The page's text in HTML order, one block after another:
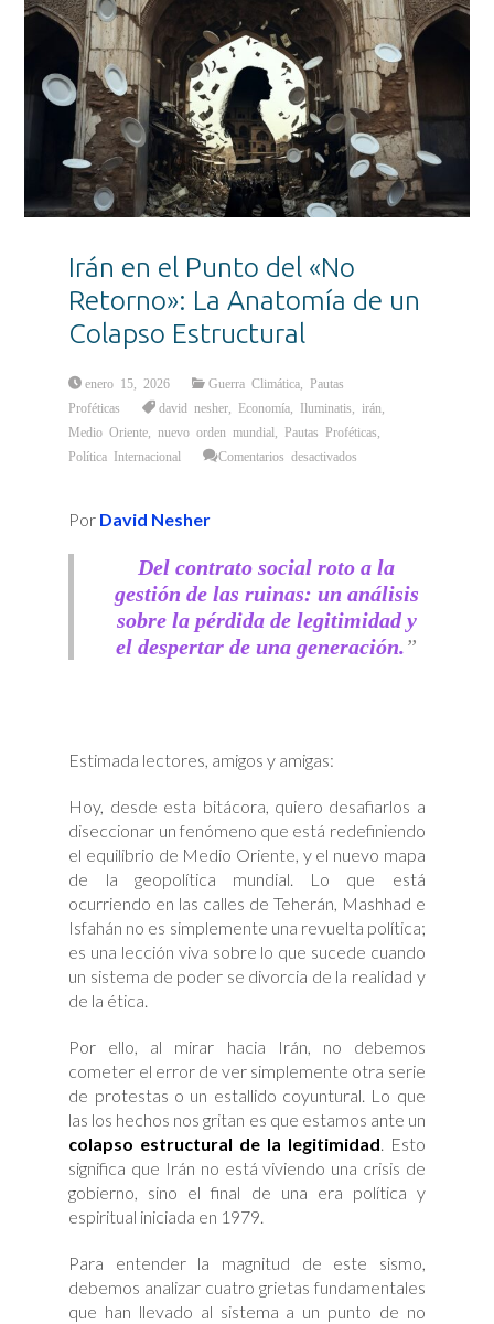
Irán en el Punto del «No
Retorno»: La Anatomía de un
Colapso Estructural
enero 15, 2026 Guerra Climática
Pautas
Proféticas
david nesher Economía Iluminatis irán
Medio Oriente ,nuevo orden mundial Pautas Proféticas
Política Internacional
Comentarios desactivados
Anatomía
un
Estructural
Por David Nesher
Del contrato social roto a la
gestión de las ruinas: un análisis
sobre la pérdida de legitimidad y
el despertar de una generación.
Estimada lectores, amigos y amigas:
Hoy, desde esta bitácora, quiero desafiarlos a
diseccionar un fenómeno que está redefiniendo
el equilibrio de Medio Oriente, y el nuevo mapa
de la geopolítica mundial. Lo que está
ocurriendo en las calles de Teherán, Mashhad e
Isfahán no es simplemente una revuelta política;
es una lección viva sobre lo que sucede cuando
un sistema de poder se divorcia de la realidad y
de la ética.
Por ello, al mirar hacia Irán, no debemos
cometer el error de ver simplemente otra serie
de protestas o un estallido coyuntural. Lo que
las los hechos nos gritan es que estamos ante un
colapso estructural de la legitimidad. Esto
significa que Irán no está viviendo una crisis de
gobierno, sino el final de una era política y
espiritual iniciada en 1979.
Para entender la magnitud de este sismo,
debemos analizar cuatro grietas fundamentales
que han llevado al sistema a un punto de no